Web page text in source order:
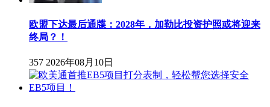
欧盟下达最后通牒：2028年，加勒比投资护照或将迎来
终局？！
357 2026年08月10日